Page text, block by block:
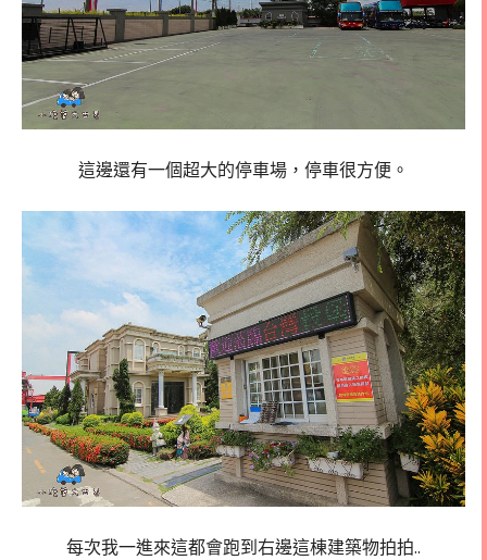
這邊還有一個超大的停車場，停車很方便。
每次我一進來這都會跑到右邊這棟建築物拍拍..